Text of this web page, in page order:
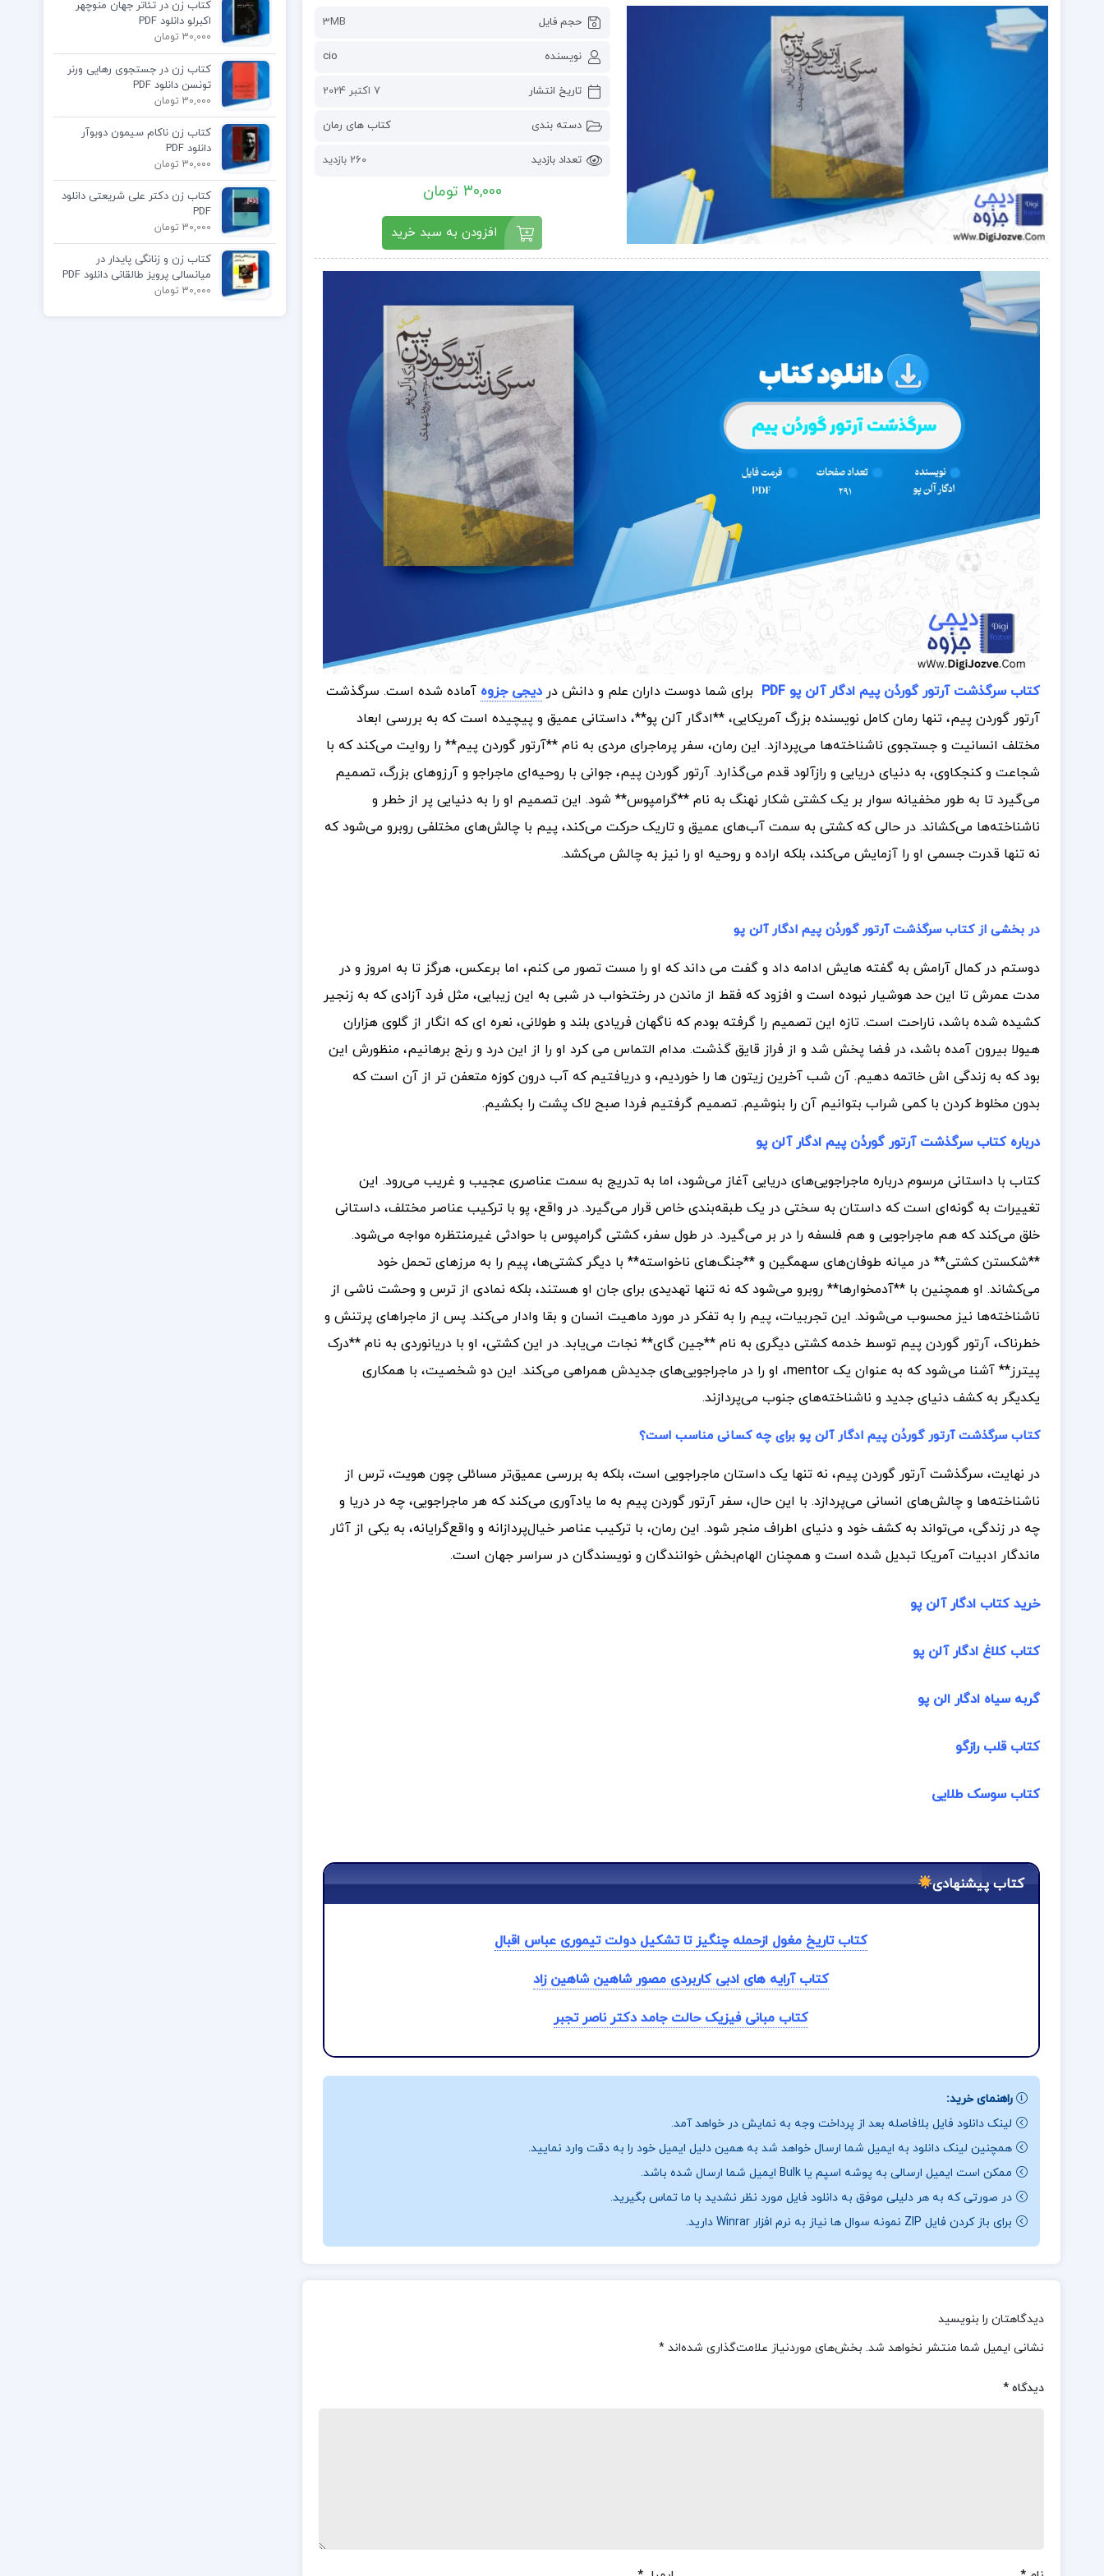
حجم فایل 3MB
نویسنده cio
تاریخ انتشار 7 اکتبر 2024
دسته بندی کتاب های رمان
تعداد بازدید 260 بازدید
30,000 تومان
افزودن به سبد خرید
کتاب سرگذشت آرتور گوردُن پیم ادگار آلن‌ پو PDF برای شما دوست داران علم و دانش دردیجی جزوه آماده شده است. سرگذشت
آرتور گوردن پیم، تنها رمان کامل نویسنده بزرگ آمریکایی، **ادگار آلن پو**، داستانی عمیق و پیچیده است که به بررسی ابعاد
مختلف انسانیت و جستجوی ناشناخته‌ها می‌پردازد. این رمان، سفر پرماجرای مردی به نام **آرتور گوردن پیم** را روایت می‌کند که با
شجاعت و کنجکاوی، به دنیای دریایی و رازآلود قدم می‌گذارد.آرتور گوردن پیم، جوانی با روحیه‌ای ماجراجو و آرزوهای بزرگ، تصمیم
می‌گیرد تا به طور مخفیانه سوار بر یک کشتی شکار نهنگ به نام **گرامپوس** شود. این تصمیم او را به دنیایی پر از خطر و
ناشناخته‌ها می‌کشاند. در حالی که کشتی به سمت آب‌های عمیق و تاریک حرکت می‌کند، پیم با چالش‌های مختلفی روبرو می‌شود که
نه تنها قدرت جسمی او را آزمایش می‌کند، بلکه اراده و روحیه او را نیز به چالش می‌کشد.
در بخشی از کتاب سرگذشت آرتور گوردُن پیم ادگار آلن‌ پو
دوستم در کمال آرامش به گفته هایش ادامه داد و گفت می داند که او را مست تصور می کنم، اما برعکس، هرگز تا به امروز و در
مدت عمرش تا این حد هوشیار نبوده است و افزود که فقط از ماندن در رختخواب در شبی به این زیبایی، مثل فرد آزادی که به زنجیر
کشیده شده باشد، ناراحت است. تازه این تصمیم را گرفته بودم که ناگهان فریادی بلند و طولانی، نعره ای که انگار از گلوی هزاران
هیولا بیرون آمده باشد، در فضا پخش شد و از فراز قایق گذشت. مدام التماس می کرد او را از این درد و رنج برهانیم، منظورش این
بود که به زندگی اش خاتمه دهیم. آن شب آخرین زیتون ها را خوردیم، و دریافتیم که آب درون کوزه متعفن تر از آن است که
بدون مخلوط کردن با کمی شراب بتوانیم آن را بنوشیم. تصمیم گرفتیم فردا صبح لاک پشت را بکشیم.
درباره کتاب سرگذشت آرتور گوردُن پیم ادگار آلن‌ پو
کتاب با داستانی مرسوم درباره ماجراجویی‌های دریایی آغاز می‌شود، اما به تدریج به سمت عناصری عجیب و غریب می‌رود. این
تغییرات به گونه‌ای است که داستان به سختی در یک طبقه‌بندی خاص قرار می‌گیرد. در واقع، پو با ترکیب عناصر مختلف، داستانی
خلق می‌کند که هم ماجراجویی و هم فلسفه را در بر می‌گیرد. در طول سفر، کشتی گرامپوس با حوادثی غیرمنتظره مواجه می‌شود.
**شکستن کشتی** در میانه طوفان‌های سهمگین و **جنگ‌های ناخواسته** با دیگر کشتی‌ها، پیم را به مرزهای تحمل خود
می‌کشاند. او همچنین با **آدمخوارها** روبرو می‌شود که نه تنها تهدیدی برای جان او هستند، بلکه نمادی از ترس و وحشت ناشی از
ناشناخته‌ها نیز محسوب می‌شوند. این تجربیات، پیم را به تفکر در مورد ماهیت انسان و بقا وادار می‌کند. پس از ماجراهای پرتنش و
خطرناک، آرتور گوردن پیم توسط خدمه کشتی دیگری به نام **جین گای** نجات می‌یابد. در این کشتی، او با دریانوردی به نام **درک
پیترز** آشنا می‌شود که به عنوان یک mentor، او را در ماجراجویی‌های جدیدش همراهی می‌کند. این دو شخصیت، با همکاری
یکدیگر به کشف دنیای جدید و ناشناخته‌های جنوب می‌پردازند.
کتاب سرگذشت آرتور گوردُن پیم ادگار آلن‌ پو برای چه کسانی مناسب است؟
در نهایت، سرگذشت آرتور گوردن پیم، نه تنها یک داستان ماجراجویی است، بلکه به بررسی عمیق‌تر مسائلی چون هویت، ترس از
ناشناخته‌ها و چالش‌های انسانی می‌پردازد. با این حال، سفر آرتور گوردن پیم به ما یادآوری می‌کند که هر ماجراجویی، چه در دریا و
چه در زندگی، می‌تواند به کشف خود و دنیای اطراف منجر شود. این رمان، با ترکیب عناصر خیال‌پردازانه و واقع‌گرایانه، به یکی از آثار
ماندگار ادبیات آمریکا تبدیل شده است و همچنان الهام‌بخش خوانندگان و نویسندگان در سراسر جهان است.
خرید کتاب ادگار آلن پو
کتاب کلاغ ادگار آلن پو
گربه سیاه ادگار الن پو
کتاب قلب رازگو
کتاب سوسک طلایی
کتاب پیشنهادی
کتاب تاریخ مغول ازحمله چنگیز تا تشکیل دولت تیموری عباس اقبال
کتاب آرایه های ادبی کاربردی مصور شاهین شاهین زاد
کتاب مبانی فیزیک حالت جامد دکتر ناصر تجبر
راهنمای خرید:
لینک دانلود فایل بلافاصله بعد از پرداخت وجه به نمایش در خواهد آمد.
همچنین لینک دانلود به ایمیل شما ارسال خواهد شد به همین دلیل ایمیل خود را به دقت وارد نمایید.
ممکن است ایمیل ارسالی به پوشه اسپم یا Bulk ایمیل شما ارسال شده باشد.
در صورتی که به هر دلیلی موفق به دانلود فایل مورد نظر نشدید با ما تماس بگیرید.
برای باز کردن فایل ZIP نمونه سوال ها نیاز به نرم افزار Winrar دارید.
دیدگاهتان را بنویسید
نشانی ایمیل شما منتشر نخواهد شد. بخش‌های موردنیاز علامت‌گذاری شده‌اند*
دیدگاه*
کتاب زن در تئاتر جهان منوچهر
اکبرلو دانلود PDF
30,000 تومان
کتاب زن در جستجوی رهایی ورنر
تونسن دانلود PDF
30,000 تومان
کتاب زن ناکام سیمون دوبوآر
دانلود PDF
30,000 تومان
کتاب زن دکتر علی شریعتی دانلود
PDF
30,000 تومان
کتاب زن و زنانگی پایدار در
میانسالی پرویز طالقانی دانلود PDF
30,000 تومان